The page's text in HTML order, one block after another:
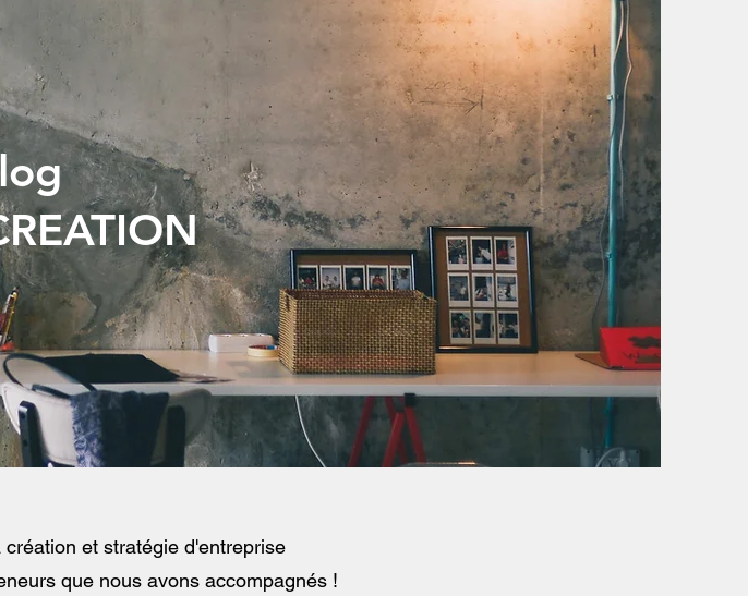
et stratégie d'entreprise
que nous avons accompagnés !